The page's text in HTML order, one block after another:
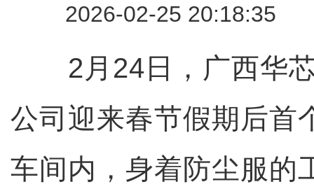
2026-02-25 20:18:35
2月24日，广西华芯
公司迎来春节假期后首
车间内，身着防尘服的